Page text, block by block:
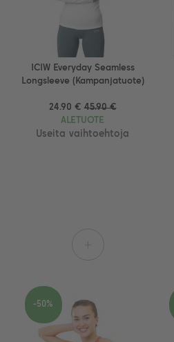
ICIW Everyday Seamless
Longsleeve (Kampanjatuote)
24.90 € 45.90 €
ALETUOTE
Useita vaihtoehtoja
-50%